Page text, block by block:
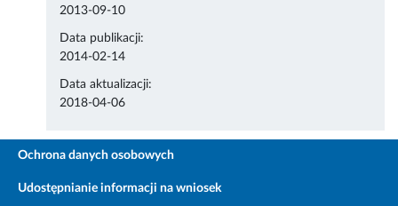
2013-09-10
Data publikacji:
2014-02-14
Data aktualizacji:
2018-04-06
Ochrona danych osobowych
Udostępnianie informacji na wniosek